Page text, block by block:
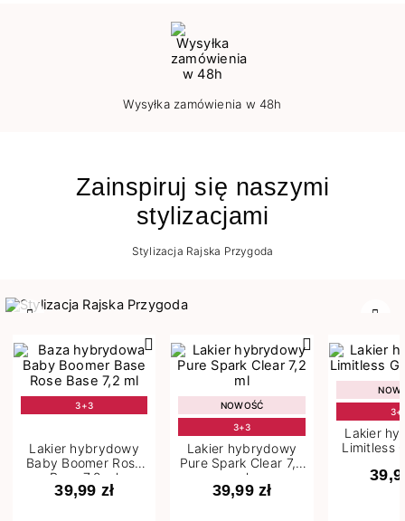
Wysyłka zamówienia w 48h
Zainspiruj się naszymi
stylizacjami
Stylizacja Rajska Przygoda
3+3
Lakier hybrydowy
Baby Boomer Rose
Base 7,2 ml
39,99 zł
NOWOŚĆ
3+3
Lakier hybrydowy
Pure Spark Clear 7,2
ml
39,99 zł
Lakier
Limitless